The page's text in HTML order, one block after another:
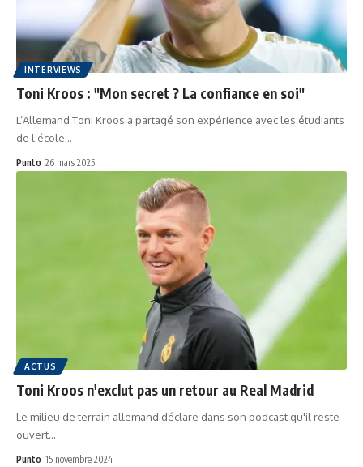
INTERVIEWS
Toni Kroos : "Mon secret ? La confiance en soi"
L’Allemand Toni Kroos a partagé son expérience avec les étudiants
de l'école…
Punto 26 mars 2025
ACTUS
Toni Kroos n'exclut pas un retour au Real Madrid
Le milieu de terrain allemand déclare dans son podcast qu'il reste
ouvert…
Punto 15 novembre 2024